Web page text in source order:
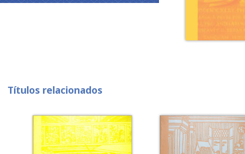
Títulos relacionados